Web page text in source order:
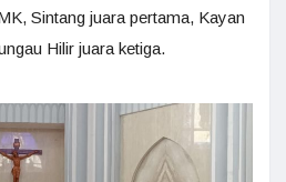
Sintang juara pertama, Kayan
Hilir juara ketiga.